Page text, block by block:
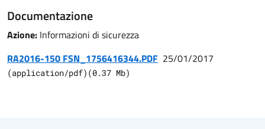
Documentazione
Azione: Informazioni di sicurezza
RA2016-150 FSN_1756416344.PDF 25/01/2017
(application/pdf) (0.37 Mb)